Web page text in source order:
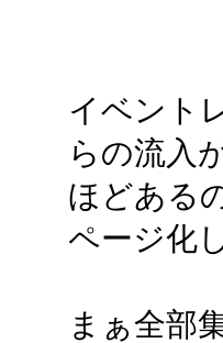
イベント
らの流入
ほどある
ページ化
まぁ全部